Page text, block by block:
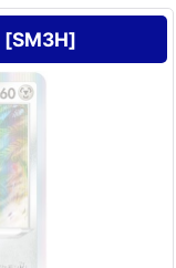
[SM3H]